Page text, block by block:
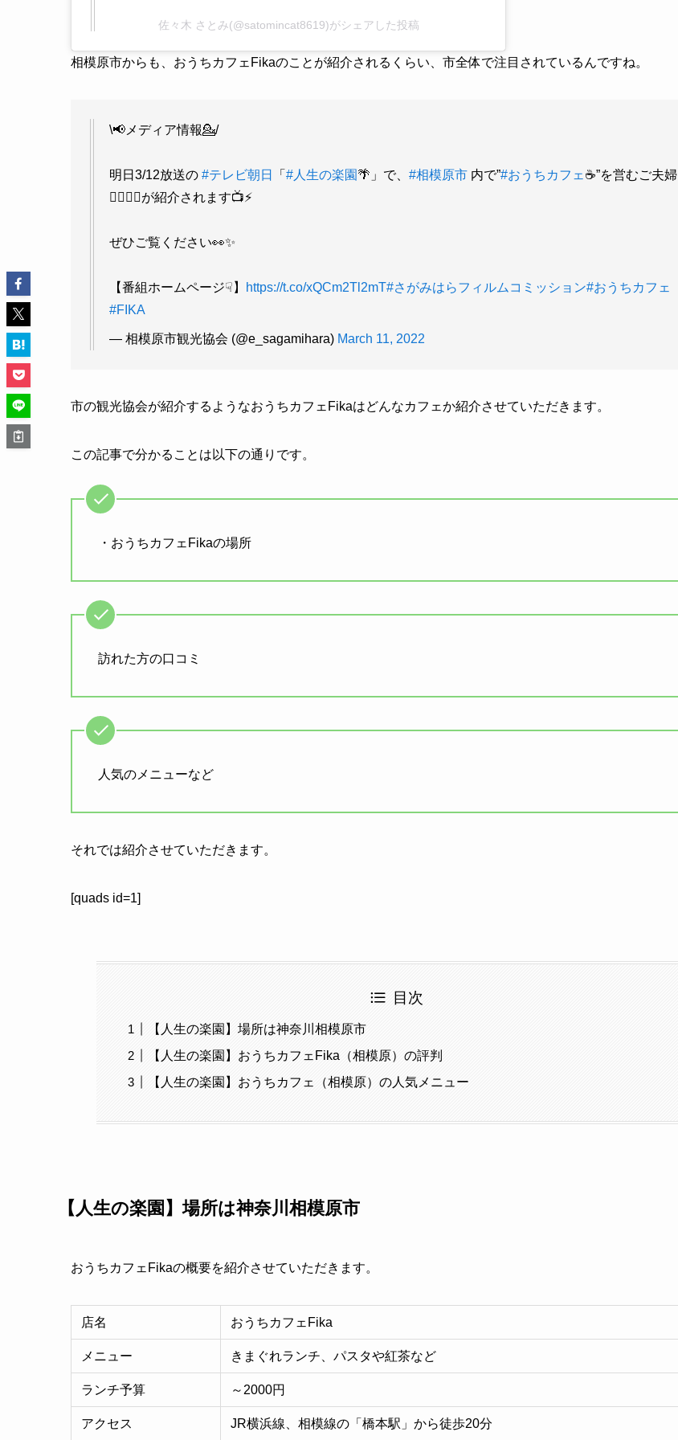
佐々木 さとみ(@satomincat8619)がシェアした投稿
相模原市からも、おうちカフェFikaのことが紹介されるくらい、市全体で注目されているんですね。
\📢メディア情報💁/
明日3/12放送の #テレビ朝日 「 #人生の楽園 🌴」で、 #相模原市 内で”#おうちカフェ ☕”を営むご夫婦
👨‍❤️‍💋‍👨が紹介されます📺⚡
ぜひご覧ください👀✨
【番組ホームページ☟】 https://t.co/xQCm2Tl2mT#さがみはらフィルムコミッション#おうちカフェ
#FIKA
— 相模原市観光協会 (@e_sagamihara) March 11, 2022
市の観光協会が紹介するようなおうちカフェFikaはどんなカフェか紹介させていただきます。
この記事で分かることは以下の通りです。
・おうちカフェFikaの場所
訪れた方の口コミ
人気のメニューなど
それでは紹介させていただきます。
[quads id=1]
目次
【人生の楽園】場所は神奈川相模原市
【人生の楽園】おうちカフェFika（相模原）の評判
【人生の楽園】おうちカフェ（相模原）の人気メニュー
【人生の楽園】場所は神奈川相模原市
おうちカフェFikaの概要を紹介させていただきます。
店名 おうちカフェFika
メニュー きまぐれランチ、パスタや紅茶など
ランチ予算 ～2000円
アクセス JR横浜線、相模線の「橋本駅」から徒歩20分